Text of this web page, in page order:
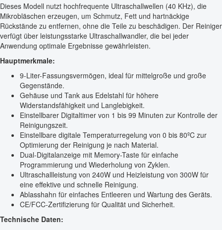
Dieses Modell nutzt hochfrequente Ultraschallwellen (40 KHz), die
Mikrobläschen erzeugen, um Schmutz, Fett und hartnäckige
Rückstände zu entfernen, ohne die Teile zu beschädigen. Der Reiniger
verfügt über leistungsstarke Ultraschallwandler, die bei jeder
Anwendung optimale Ergebnisse gewährleisten.
Hauptmerkmale:
9-Liter-Fassungsvermögen, ideal für mittelgroße und große
Gegenstände.
Gehäuse und Tank aus Edelstahl für höhere
Widerstandsfähigkeit und Langlebigkeit.
Einstellbarer Digitaltimer von 1 bis 99 Minuten zur Kontrolle der
Reinigungszeit.
Einstellbare digitale Temperaturregelung von 0 bis 80ºC zur
Optimierung der Reinigung je nach Material.
Dual-Digitalanzeige mit Memory-Taste für einfache
Programmierung und Wiederholung von Zyklen.
Ultraschallleistung von 240W und Heizleistung von 300W für
eine effektive und schnelle Reinigung.
Ablasshahn für einfaches Entleeren und Wartung des Geräts.
CE/FCC-Zertifizierung für Qualität und Sicherheit.
Technische Daten: